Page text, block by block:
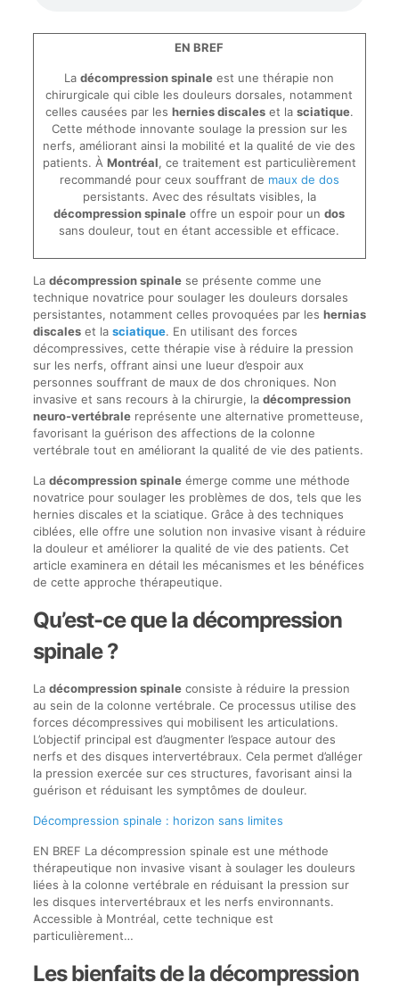
EN BREF
Ladécompression spinale est une thérapie non
chirurgicale qui cible les douleurs dorsales, notamment
celles causées par les hernies discaleset la sciatique.
Cette méthode innovante soulage la pression sur les
nerfs, améliorant ainsi la mobilité et la qualité de vie des
patients. À Montréal, ce traitement est particulièrement
recommandé pour ceux souffrant de maux de dos
persistants. Avec des résultats visibles, la
décompression spinale offre un espoir pour undos
sans douleur, tout en étant accessible et efficace.
La décompression spinalese présente comme une
technique novatrice pour soulager les douleurs dorsales
persistantes, notamment celles provoquées par les hernias
discaleset la sciatique. En utilisant des forces
décompressives, cette thérapie vise à réduire la pression
sur les nerfs, offrant ainsi une lueur d’espoir aux
personnes souffrant de maux de dos chroniques. Non
invasive et sans recours à la chirurgie, la décompression
neuro-vertébralereprésente une alternative prometteuse,
favorisant la guérison des affections de la colonne
vertébrale tout en améliorant la qualité de vie des patients.
La décompression spinaleémerge comme une méthode
novatrice pour soulager les problèmes de dos, tels que les
hernies discales et la sciatique. Grâce à des techniques
ciblées, elle offre une solution non invasive visant à réduire
la douleur et améliorer la qualité de vie des patients. Cet
article examinera en détail les mécanismes et les bénéfices
de cette approche thérapeutique.
Qu’est-ce que la décompression
spinale ?
La décompression spinaleconsiste à réduire la pression
au sein de la colonne vertébrale. Ce processus utilise des
forces décompressives qui mobilisent les articulations.
L’objectif principal est d’augmenter l’espace autour des
nerfs et des disques intervertébraux. Cela permet d’alléger
la pression exercée sur ces structures, favorisant ainsi la
guérison et réduisant les symptômes de douleur.
Décompression spinale : horizon sans limites
EN BREF La décompression spinale est une méthode
thérapeutique non invasive visant à soulager les douleurs
liées à la colonne vertébrale en réduisant la pression sur
les disques intervertébraux et les nerfs environnants.
Accessible à Montréal, cette technique est
particulièrement…
Les bienfaits de la décompression